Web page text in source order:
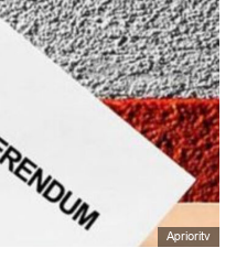
Aprioritv